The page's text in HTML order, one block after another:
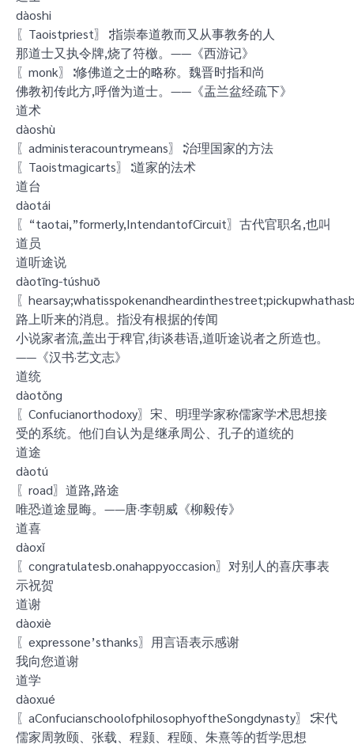
dàoshi
〖Taoistpriest〗∶指崇奉道教而又从事教务的人
那道士又执令牌,烧了符檄。——《西游记》
〖monk〗∶修佛道之士的略称。魏晋时指和尚
佛教初传此方,呼僧为道士。——《盂兰盆经疏下》
道术
dàoshù
〖administeracountrymeans〗∶治理国家的方法
〖Taoistmagicarts〗∶道家的法术
道台
dàotái
〖“taotai,”formerly,IntendantofCircuit〗古代官职名,也叫
道员
道听途说
dàotīng-túshuō
〖
路上听来的消息。指没有根据的传闻
小说家者流,盖出于稗官,街谈巷语,道听途说者之所造也。
——《汉书·艺文志》
道统
dàotǒng
〖Confucianorthodoxy〗宋、明理学家称儒家学术思想接
受的系统。他们自认为是继承周公、孔子的道统的
道途
dàotú
〖road〗道路,路途
唯恐道途显晦。——唐·李朝威《柳毅传》
道喜
dàoxǐ
〖congratulatesb.onahappyoccasion〗对别人的喜庆事表
示祝贺
道谢
dàoxiè
〖expressone’sthanks〗用言语表示感谢
我向您道谢
道学
dàoxué
〖aConfucianschoolofphilosophyoftheSongdynasty〗∶宋代
儒家周敦颐、张载、程颢、程颐、朱熹等的哲学思想